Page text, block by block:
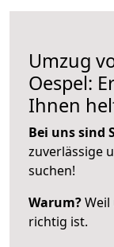
Umzug
Oespel:
Ihnen
Bei uns sind
zuverlässige
suchen!
Warum?Weil
richtig ist.